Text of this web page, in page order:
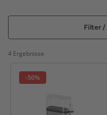
Filter /
4 Ergebnisse
-50%